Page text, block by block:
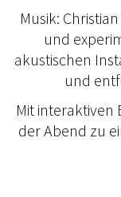
Musik:
und
akustischen
und
Mit interaktiven
der Abend zu